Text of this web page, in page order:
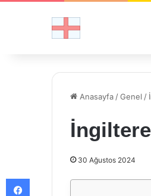
Anasayfa /Genel /
30 Ağustos 2024
Facebook